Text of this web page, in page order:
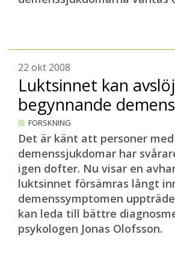
22 okt 2008
Luktsinnet kan
begynnande demens
FORSKNING
Det är känt att personer med
demenssjukdomar har
igen dofter. Nu visar en
luktsinnet försämras långt
demenssymptomen
kan leda till bättre
psykologen Jonas Olofsson.